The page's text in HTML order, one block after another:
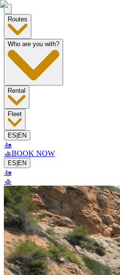
Routes
Who are you with?
Rental
Fleet
ES|EN
🚤
🚣BOOK NOW
ES|EN
🚤
🚣